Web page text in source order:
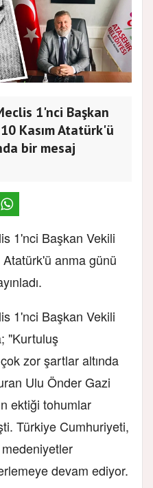
1'nci Başkan
Kasım Atatürk'ü
bir mesaj
1'nci Başkan Vekili
anma günü
1'nci Başkan Vekili
"Kurtuluş
zor şartlar altında
Ulu Önder Gazi
ektiği tohumlar
Türkiye Cumhuriyeti,
devam ediyor.